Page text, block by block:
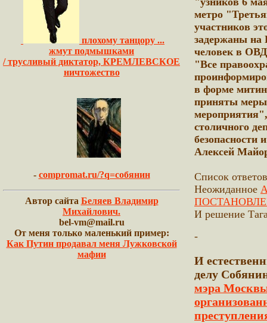
плохому танцору ...
жмут подмышками
/ трусливый диктатор, КРЕМЛЕВСКОЕ
ничтожество
- compromat.ru/?q=собянин
Aвтор сайта Беляев Владимир
Михайлович.
bel-vm@mail.ru
От меня только маленький пример:
Как Путин продавал меня Лужковской
мафии
метро
участников
задержаны на
человек в
"Все
в форме
приняты меры
столичного
безопасности
Алексей
Список
Неожиданное
И решение
-
И
делу
мэра